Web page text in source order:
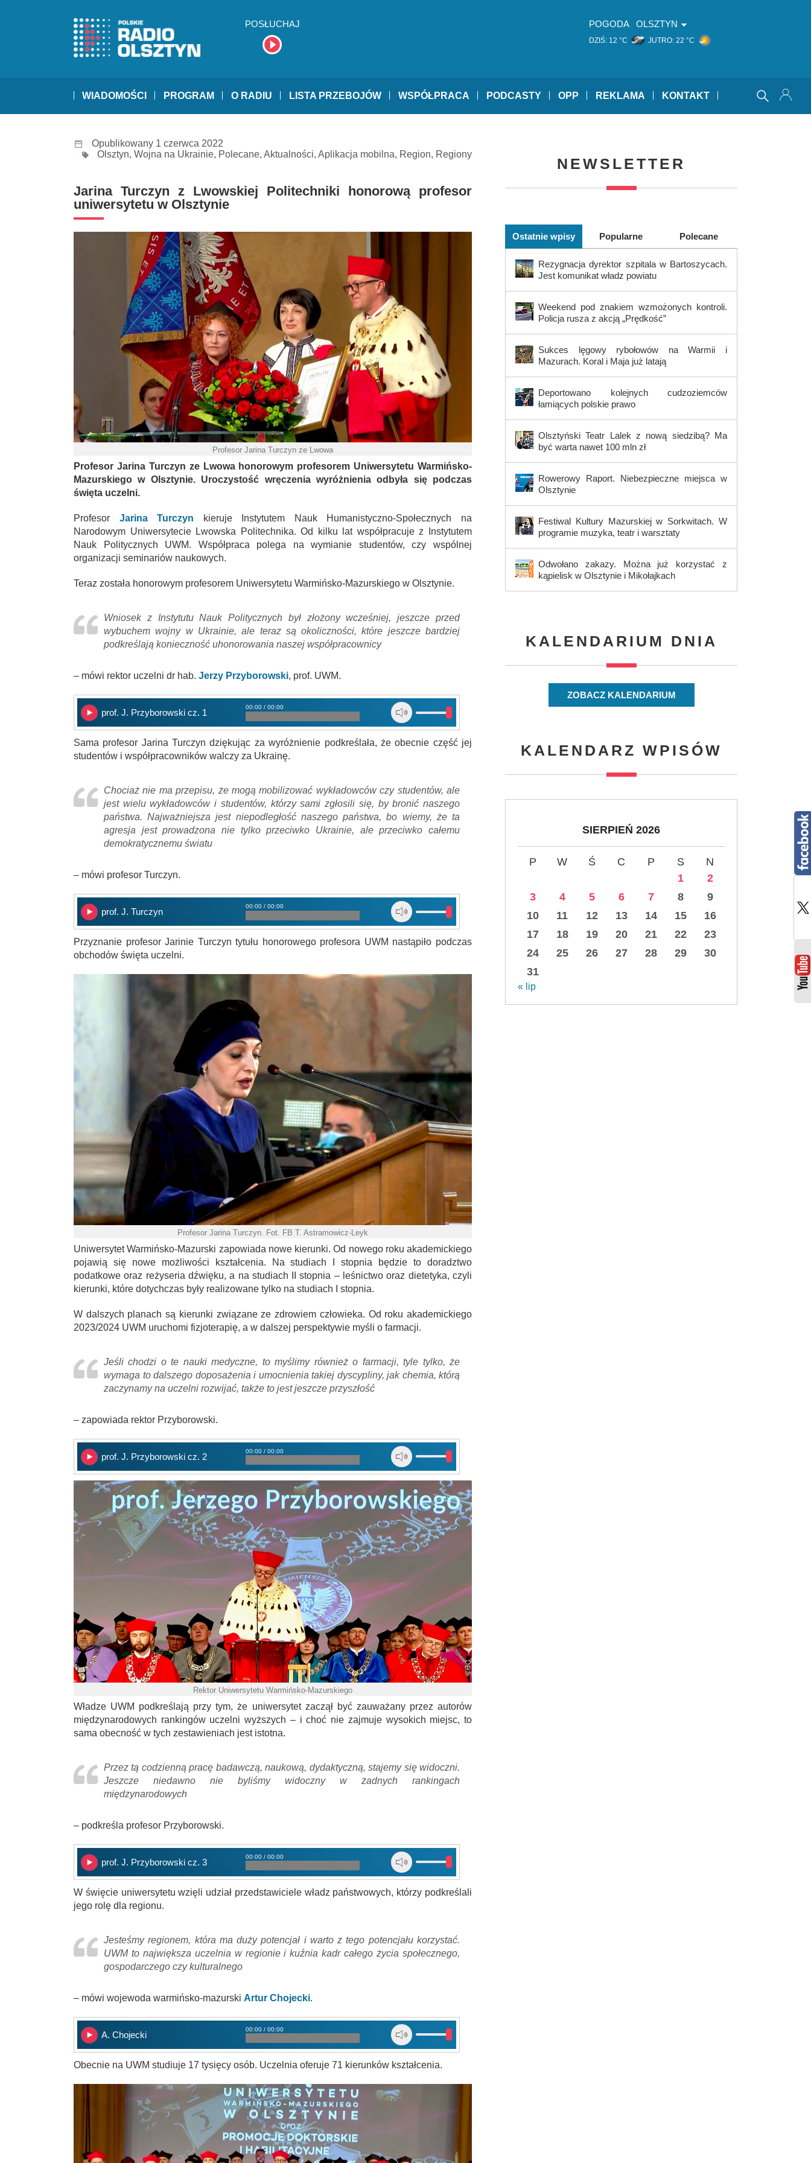
POSŁUCHAJ POGODA OLSZTYN
DZIŚ: 12 °C JUTRO: 22 °C
WIADOMOŚCI PROGRAM O RADIU LISTA PRZEBOJÓW WSPÓŁPRACA PODCASTY OPP REKLAMA KONTAKT
Opublikowany 1 czerwca 2022
Olsztyn, Wojna na Ukrainie, Polecane, Aktualności, Aplikacja mobilna, Region, Regiony
Jarina Turczyn z Lwowskiej Politechniki honorową profesor
uniwersytetu w Olsztynie
Profesor Jarina Turczyn ze Lwowa
Profesor Jarina Turczyn ze Lwowa honorowym profesorem Uniwersytetu Warmińsko-
Mazurskiego w Olsztynie. Uroczystość wręczenia wyróżnienia odbyła się podczas
święta uczelni.
Profesor Jarina Turczyn kieruje Instytutem Nauk Humanistyczno-Społecznych na
Narodowym Uniwersytecie Lwowska Politechnika. Od kilku lat współpracuje z Instytutem
Nauk Politycznych UWM. Współpraca polega na wymianie studentów, czy wspólnej
organizacji seminariów naukowych.
Teraz została honorowym profesorem Uniwersytetu Warmińsko-Mazurskiego w Olsztynie.
Wniosek z Instytutu Nauk Politycznych był złożony wcześniej, jeszcze przed
wybuchem wojny w Ukrainie, ale teraz są okoliczności, które jeszcze bardziej
podkreślają konieczność uhonorowania naszej współpracownicy
– mówi rektor uczelni dr hab. Jerzy Przyborowski, prof. UWM.
prof. J. Przyborowski cz. 1
00:00 / 00:00
Sama profesor Jarina Turczyn dziękując za wyróżnienie podkreślała, że obecnie część jej
studentów i współpracowników walczy za Ukrainę.
Chociaż nie ma przepisu, że mogą mobilizować wykładowców czy studentów, ale
jest wielu wykładowców i studentów, którzy sami zgłosili się, by bronić naszego
państwa. Najważniejsza jest niepodległość naszego państwa, bo wiemy, że ta
agresja jest prowadzona nie tylko przeciwko Ukrainie, ale przeciwko całemu
demokratycznemu światu
– mówi profesor Turczyn.
prof. J. Turczyn
00:00 / 00:00
Przyznanie profesor Jarinie Turczyn tytułu honorowego profesora UWM nastąpiło podczas
obchodów święta uczelni.
Profesor Jarina Turczyn. Fot. FB T. Astramowicz-Leyk
Uniwersytet Warmińsko-Mazurski zapowiada nowe kierunki. Od nowego roku akademickiego
pojawią się nowe możliwości kształcenia. Na studiach I stopnia będzie to doradztwo
podatkowe oraz reżyseria dźwięku, a na studiach II stopnia – leśnictwo oraz dietetyka, czyli
kierunki, które dotychczas były realizowane tylko na studiach I stopnia.
W dalszych planach są kierunki związane ze zdrowiem człowieka. Od roku akademickiego
2023/2024 UWM uruchomi fizjoterapię, a w dalszej perspektywie myśli o farmacji.
Jeśli chodzi o te nauki medyczne, to myślimy również o farmacji, tyle tylko, że
wymaga to dalszego doposażenia i umocnienia takiej dyscypliny, jak chemia, którą
zaczynamy na uczelni rozwijać, także to jest jeszcze przyszłość
– zapowiada rektor Przyborowski.
prof. J. Przyborowski cz. 2
00:00 / 00:00
Rektor Uniwersytetu Warmińsko-Mazurskiego
Władze UWM podkreślają przy tym, że uniwersytet zaczął być zauważany przez autorów
międzynarodowych rankingów uczelni wyższych – i choć nie zajmuje wysokich miejsc, to
sama obecność w tych zestawieniach jest istotna.
Przez tą codzienną pracę badawczą, naukową, dydaktyczną, stajemy się widoczni.
Jeszcze niedawno nie byliśmy widoczny w żadnych rankingach
międzynarodowych
– podkreśla profesor Przyborowski.
prof. J. Przyborowski cz. 3
00:00 / 00:00
W święcie uniwersytetu wzięli udział przedstawiciele władz państwowych, którzy podkreślali
jego rolę dla regionu.
Jesteśmy regionem, która ma duży potencjał i warto z tego potencjału korzystać.
UWM to największa uczelnia w regionie i kuźnia kadr całego życia społecznego,
gospodarczego czy kulturalnego
– mówi wojewoda warmińsko-mazurski Artur Chojecki.
A. Chojecki
00:00 / 00:00
Obecnie na UWM studiuje 17 tysięcy osób. Uczelnia oferuje 71 kierunków kształcenia.
NEWSLETTER
Ostatnie wpisy Popularne Polecane
Rezygnacja dyrektor szpitala w Bartoszycach.
Jest komunikat władz powiatu
Weekend pod znakiem wzmożonych kontroli.
Policja rusza z akcją „Prędkość”
Sukces lęgowy rybołowów na Warmii i
Mazurach. Koral i Maja już latają
Deportowano kolejnych cudzoziemców
łamiących polskie prawo
Olsztyński Teatr Lalek z nową siedzibą? Ma
być warta nawet 100 mln zł
Rowerowy Raport. Niebezpieczne miejsca w
Olsztynie
Festiwal Kultury Mazurskiej w Sorkwitach. W
programie muzyka, teatr i warsztaty
Odwołano zakazy. Można już korzystać z
kąpielisk w Olsztynie i Mikołajkach
KALENDARIUM DNIA
ZOBACZ KALENDARIUM
KALENDARZ WPISÓW
SIERPIEŃ 2026
P W Ś C P S
N
1
2
3
4 5 6 7 8
9
10
11 12 13 14 15
16
17
18 19 20 21 22
23
24
25 26 27 28 29
30
31
« lip